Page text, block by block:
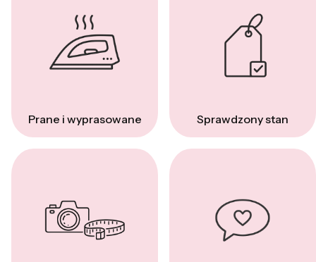
Prane i wyprasowane Sprawdzony stan